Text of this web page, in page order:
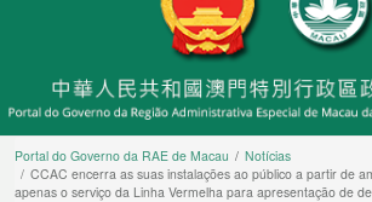
Portal do Governo da RAE de Macau
Notícias
CCAC encerra as suas instalações ao público a partir de
apenas o serviço da Linha Vermelha para apresentação de